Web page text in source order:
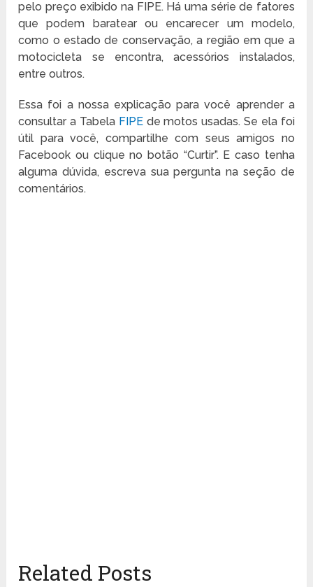
pelo preço exibido na FIPE. Há uma série de fatores
que podem baratear ou encarecer um modelo,
como o estado de conservação, a região em que a
motocicleta se encontra, acessórios instalados,
entre outros.
Essa foi a nossa explicação para você aprender a
consultar a Tabela FIPEde motos usadas. Se ela foi
útil para você, compartilhe com seus amigos no
Facebook ou clique no botão “Curtir”. E caso tenha
alguma dúvida, escreva sua pergunta na seção de
comentários.
Related Posts